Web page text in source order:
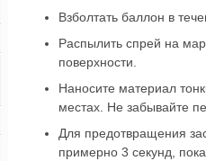
Взболтать баллон в
Распылить спрей на
поверхности.
Наносите материал
местах. Не забывайте
Для предотвращения
примерно 3 секунд,